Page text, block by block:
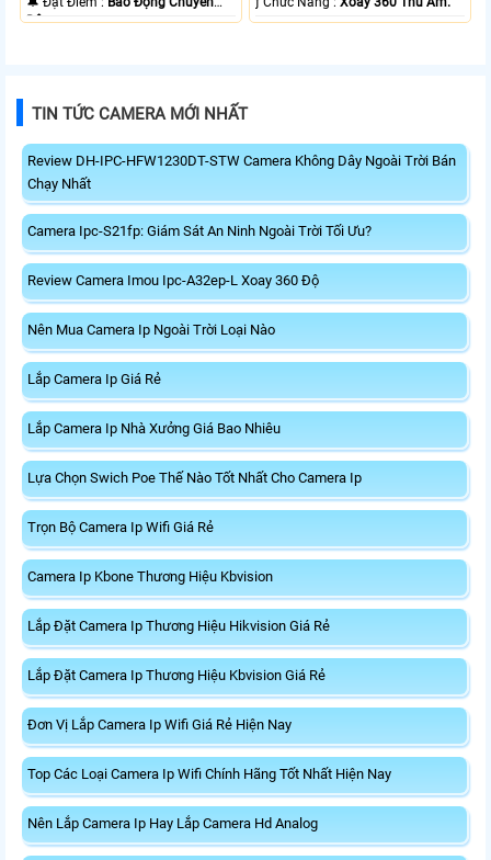
Động.
TIN TỨC CAMERA MỚI NHẤT
Review DH-IPC-HFW1230DT-STW Camera Không Dây Ngoài Trời Bán
Chạy Nhất
Camera Ipc-S21fp: Giám Sát An Ninh Ngoài Trời Tối Ưu?
Review Camera Imou Ipc-A32ep-L Xoay 360 Độ
Nên Mua Camera Ip Ngoài Trời Loại Nào
Lắp Camera Ip Giá Rẻ
Lắp Camera Ip Nhà Xưởng Giá Bao Nhiêu
Lựa Chọn Swich Poe Thế Nào Tốt Nhất Cho Camera Ip
Trọn Bộ Camera Ip Wifi Giá Rẻ
Camera Ip Kbone Thương Hiệu Kbvision
Lắp Đặt Camera Ip Thương Hiệu Hikvision Giá Rẻ
Lắp Đặt Camera Ip Thương Hiệu Kbvision Giá Rẻ
Đơn Vị Lắp Camera Ip Wifi Giá Rẻ Hiện Nay
Top Các Loại Camera Ip Wifi Chính Hãng Tốt Nhất Hiện Nay
Nên Lắp Camera Ip Hay Lắp Camera Hd Analog